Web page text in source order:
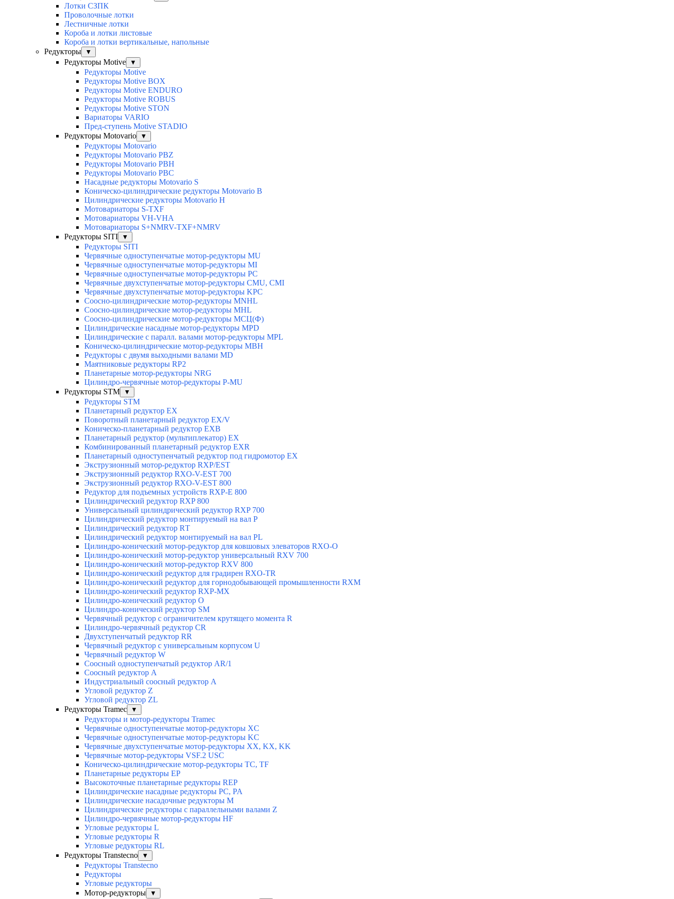
Лотки СЗПК
Проволочные лотки
Лестничные лотки
Короба и лотки листовые
Короба и лотки вертикальные, напольные
Редукторы
▼
Редукторы Motive ▼
Редукторы Motive
Редукторы Motive BOX
Редукторы Motive ENDURO
Редукторы Motive ROBUS
Редукторы Motive STON
Вариаторы VARIO
Пред-ступень Motive STADIO
Редукторы Motovario
▼
Редукторы Motovario
Редукторы Motovario PBZ
Редукторы Motovario PBH
Редукторы Motovario PBC
Насадные редукторы Motovario S
Коническо-цилиндрические редукторы Motovario B
Цилиндрические редукторы Motovario H
Мотовариаторы S-TXF
Мотовариаторы VH-VHA
Мотовариаторы S+NMRV-TXF+NMRV
Редукторы SITI
▼
Редукторы SITI
Червячные одноступенчатые мотор-редукторы MU
Червячные одноступенчатые мотор-редукторы MI
Червячные одноступенчатые мотор-редукторы PC
Червячные двухступенчатые мотор-редукторы CMU, CMI
Червячные двухступенчатые мотор-редукторы KPC
Соосно-цилиндрические мотор-редукторы MNHL
Соосно-цилиндрические мотор-редукторы MHL
Соосно-цилиндрические мотор-редукторы МСЦ(Ф)
Цилиндрические насадные мотор-редукторы MPD
Цилиндрические с паралл. валами мотор-редукторы MPL
Коническо-цилиндрические мотор-редукторы MBH
Редукторы с двумя выходными валами MD
Маятниковые редукторы RP2
Планетарные мотор-редукторы NRG
Цилиндро-червячные мотор-редукторы P-MU
Редукторы STM
▼
Редукторы STM
Планетарный редуктор ЕХ
Поворотный планетарный редуктор EX/V
Коническо-планетарный редуктор ЕХВ
Планетарный редуктор (мультиплекатор) ЕХ
Комбинированный планетарный редуктор ЕХR
Планетарный одноступенчатый редуктор под гидромотор ЕХ
Экструзионный мотор-редуктор RXP/EST
Экструзионный редуктор RXO-V-EST 700
Экструзионный редуктор RXO-V-EST 800
Редуктор для подъемных устройств RXP-E 800
Цилиндрический редуктор RXP 800
Универсальный цилиндрический редуктор RXP 700
Цилиндрический редуктор монтируемый на вал Р
Цилиндрический редуктор RТ
Цилиндрический редуктор монтируемый на вал РL
Цилиндро-конический мотор-редуктор для ковшовых элеваторов RXO-O
Цилиндро-конический мотор-редуктор универсальный RXV 700
Цилиндро-конический мотор-редуктор RXV 800
Цилиндро-конический редуктор для градирен RXO-TR
Цилиндро-конический редуктор для горнодобывающей промышленности RXМ
Цилиндро-конический редуктор RXP-MX
Цилиндро-конический редуктор О
Цилиндро-конический редуктор SM
Червячный редуктор с ограничителем крутящего момента R
Цилиндро-червячный редуктор СR
Двухступенчатый редуктор RR
Червячный редуктор с универсальным корпусом U
Червячный редуктор W
Соосный одноступенчатый редуктор AR/1
Соосный редуктор А
Индустриальный соосный редуктор А
Угловой редуктор Z
Угловой редуктор ZL
Редукторы Tramec
▼
Редукторы и мотор-редукторы Tramec
Червячные одноступенчатые мотор-редукторы XC
Червячные одноступенчатые мотор-редукторы KC
Червячные двухступенчатые мотор-редукторы XX, KX, KK
Червячные мотор-редукторы VSF.2 USC
Коническо-цилиндрические мотор-редукторы TC, TF
Планетарные редукторы EP
Высокоточные планетарные редукторы REP
Цилиндрические насадные редукторы PC, PA
Цилиндрические насадочные редукторы M
Цилиндрические редукторы с параллельными валами Z
Цилиндро-червячные мотор-редукторы HF
Угловые редукторы L
Угловые редукторы R
Угловые редукторы RL
Редукторы Transtecno
▼
Редукторы Transtecno
Редукторы
Угловые редукторы
Мотор-редукторы
▼